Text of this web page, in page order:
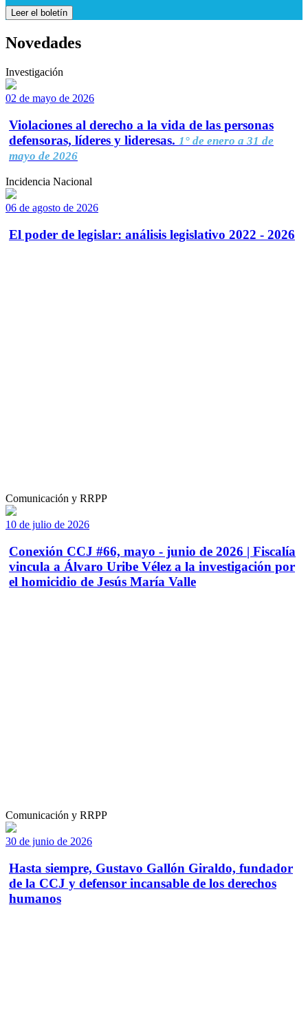
Leer el boletín
Novedades
Investigación
02 de mayo de 2026
Violaciones al derecho a la vida de las personas
defensoras, líderes y lideresas. 1° de enero a 31 de
mayo de 2026
Incidencia Nacional
06 de agosto de 2026
El poder de legislar: análisis legislativo 2022 - 2026
Comunicación y RRPP
10 de julio de 2026
Conexión CCJ #66, mayo - junio de 2026 | Fiscalía
vincula a Álvaro Uribe Vélez a la investigación por
el homicidio de Jesús María Valle
Comunicación y RRPP
30 de junio de 2026
Hasta siempre, Gustavo Gallón Giraldo, fundador
de la CCJ y defensor incansable de los derechos
humanos